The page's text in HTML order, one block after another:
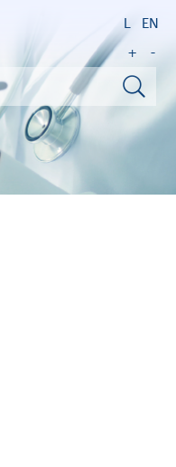
L EN
+ -